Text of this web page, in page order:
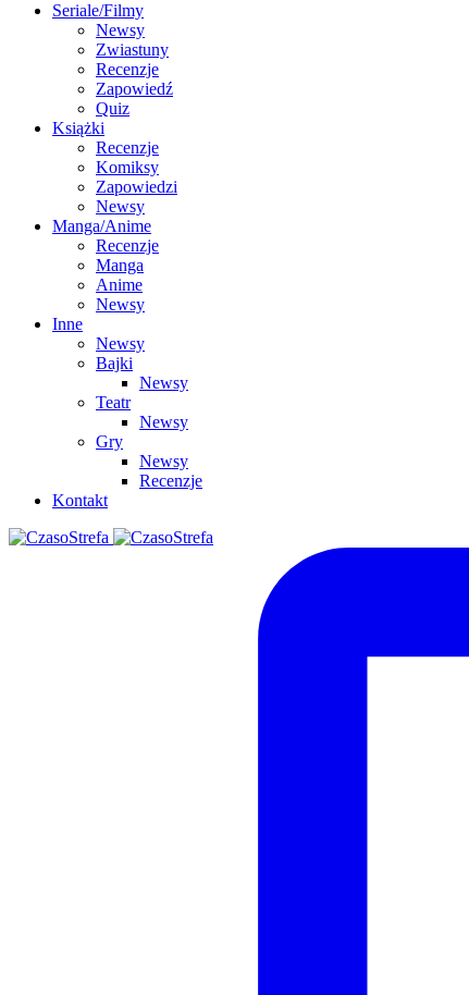
Seriale/Filmy
Newsy
Zwiastuny
Recenzje
Zapowiedź
Quiz
Książki
Recenzje
Komiksy
Zapowiedzi
Newsy
Manga/Anime
Recenzje
Manga
Anime
Newsy
Inne
Newsy
Bajki
Newsy
Teatr
Newsy
Gry
Newsy
Recenzje
Kontakt